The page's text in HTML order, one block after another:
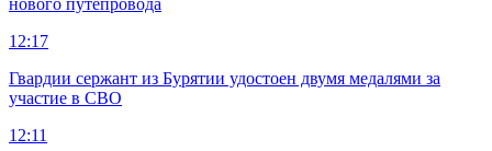
нового путепровода
12:17
Гвардии сержант из Бурятии удостоен двумя медалями за
участие в СВО
12:11